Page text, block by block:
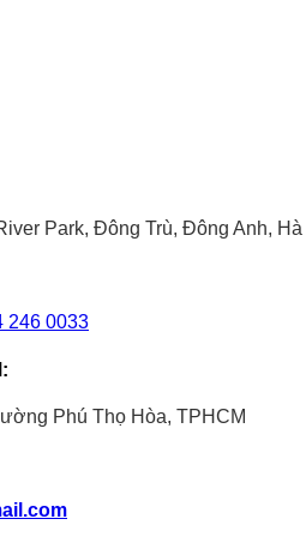
Park, Đông Trù, Đông Anh,
246 0033
Phú Thọ Hòa, TPHCM